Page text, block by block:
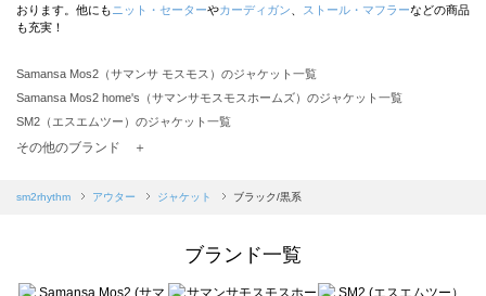
おります。他にも ニット・セーターやカーディガン ストール・マフラーなどの商品
も充実！
Samansa Mos2（サマンサ モスモス）のジャケット一覧
Samansa Mos2 home's（サマンサモスモスホームズ）のジャケット一覧
SM2（エスエムツー）のジャケット一覧
TSUHARU by Samansa Mos2（ツハルバイサマンサモスモス）のジャケット一覧
Samansa Mos2 blue（サマンサモスモス ブルー）のジャケット一覧
sō4ū（ソウフォーユー）のジャケット一覧
Te chichi（テチチ）のジャケット一覧
その他のブランド ＋
sm2rhythm アウター ジャケット ブラック/黒系
ブランド一覧